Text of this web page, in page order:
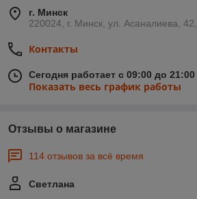
г. Минск
220024, г. Минск, ул. Асаналиева,
Контакты
Сегодня работает с 09:00 до 21:00
Показать весь график работы
Отзывы о магазине
114 отзывов за всё время
Светлана